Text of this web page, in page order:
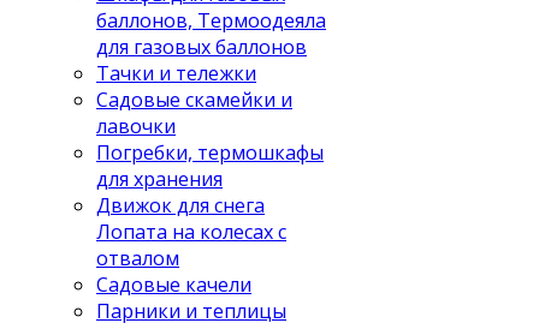
баллонов, Термоодеяла
для газовых баллонов
Тачки и тележки
Садовые скамейки и
лавочки
Погребки, термошкафы
для хранения
Движок для снега
Лопата на колесах с
отвалом
Садовые качели
Парники и теплицы